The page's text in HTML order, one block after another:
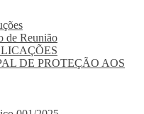
de Reunião
DE PROTEÇÃO AOS